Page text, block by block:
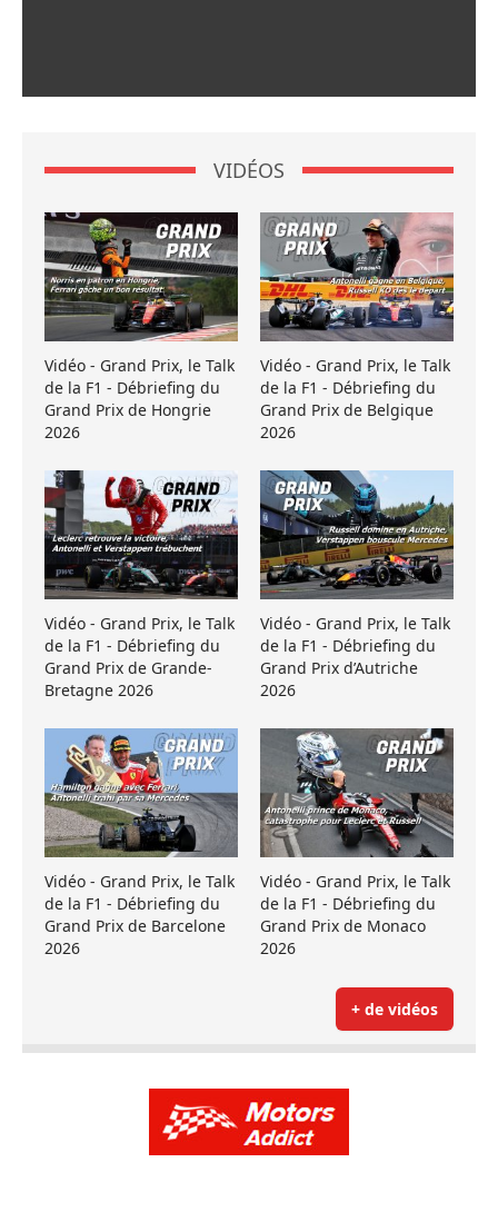
VIDÉOS
Vidéo - Grand Prix, le Talk
de la F1 - Débriefing du
Grand Prix de Hongrie
2026
Vidéo - Grand Prix, le Talk
de la F1 - Débriefing du
Grand Prix de Belgique
2026
Vidéo - Grand Prix, le Talk
de la F1 - Débriefing du
Grand Prix de Grande-
Bretagne 2026
Vidéo - Grand Prix, le Talk
de la F1 - Débriefing du
Grand Prix d’Autriche
2026
Vidéo - Grand Prix, le Talk
de la F1 - Débriefing du
Grand Prix de Barcelone
2026
Vidéo - Grand Prix, le Talk
de la F1 - Débriefing du
Grand Prix de Monaco
2026
+ de vidéos